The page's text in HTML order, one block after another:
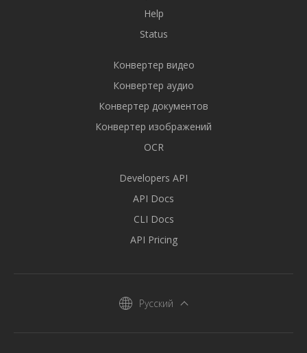
Help
Status
Конвертер видео
Конвертер аудио
Конвертер документов
Конвертер изображений
OCR
Developers API
API Docs
CLI Docs
API Pricing
Русский